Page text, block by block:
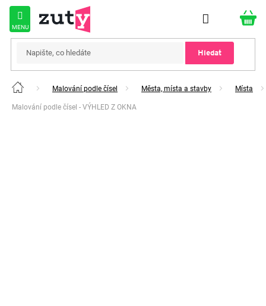
Přejít
obsah
Hledat
Domů Malování podle čísel Města, místa a stavby Místa
Malování podle čísel - VÝHLED Z OKNA